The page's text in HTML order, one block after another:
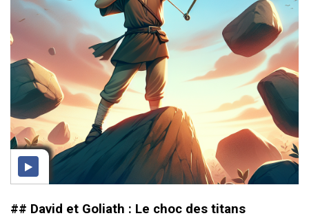
## David et Goliath : Le choc des titans